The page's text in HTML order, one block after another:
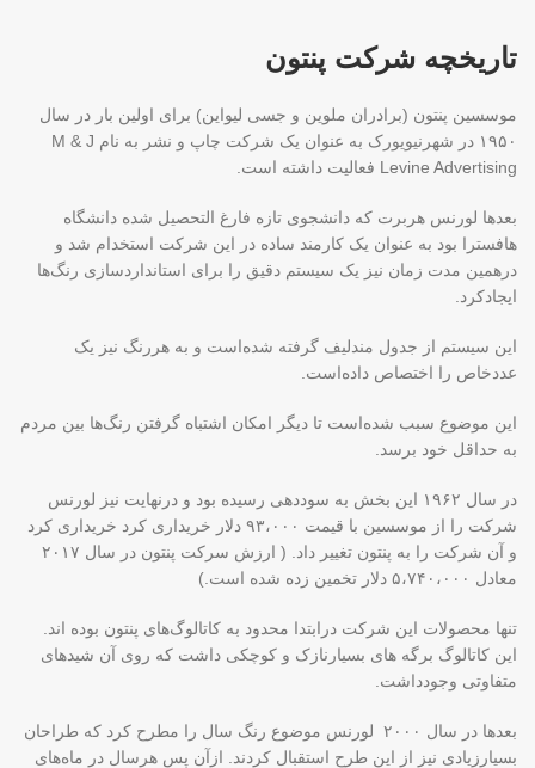
تاریخچه شرکت پنتون
موسسین پنتون (برادران ملوین و جسی لیواین) برای اولین بار در سال
۱۹۵۰ در شهرنیویورک به عنوان یک شرکت چاپ و نشر به نام M & J
Levine Advertising فعالیت داشته است.
بعدها لورنس هربرت که دانشجوی تازه فارغ التحصیل شده دانشگاه
هافسترا بود به عنوان یک کارمند ساده در این شرکت استخدام شد و
درهمین مدت زمان نیز یک سیستم دقیق را برای استانداردسازی رنگ‌ها
ایجادکرد.
این سیستم از جدول مندلیف گرفته شده‌است و به هررنگ نیز یک
عددخاص را اختصاص داده‌است.
این موضوع سبب شده‌است تا دیگر امکان اشتباه گرفتن رنگ‌ها بین مردم
به حداقل خود برسد.
در سال ۱۹۶۲ این بخش به سوددهی رسیده بود و درنهایت نیز لورنس
شرکت را از موسسین با قیمت ۹۳،۰۰۰ دلار خریداری کرد خریداری کرد
معادل ۵،۷۴۰،۰۰۰ دلار تخمین زده شده است.)
تنها محصولات این شرکت درابتدا محدود به کاتالوگ‌های پنتون بوده اند.
این کاتالوگ برگه های بسیارنازک و کوچکی داشت که روی آن شیدهای
متفاوتی وجودداشت.
بعدها در سال ۲۰۰۰ لورنس موضوع رنگ سال را مطرح کرد که طراحان
بسیارزیادی نیز از این طرح استقبال کردند. ازآن پس هرسال در ماه‌های